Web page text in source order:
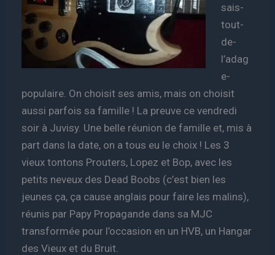
sais-
tout-
de-
l’adag
e-
populaire. On choisit ses amis, mais on choisit
aussi parfois sa famille ! La preuve ce vendredi
soir à Juvisy. Une belle réunion de famille et, mis à
part dans la date, on a tous eu le choix ! Les 3
vieux tontons Prouters, Lopez et Bop, avec les
petits neveux des Dead Boobs (c’est bien les
jeunes ça, ça cause anglais pour faire les malins),
réunis par Papy Propagande dans sa MJC
transformée pour l’occasion en un HVB, un Hangar
des Vieux et du Bruit.